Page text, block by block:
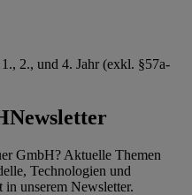
2., und 4. Jahr (exkl. §57a-
Newsletter
GmbH? Aktuelle Themen
Technologien und
unserem Newsletter.